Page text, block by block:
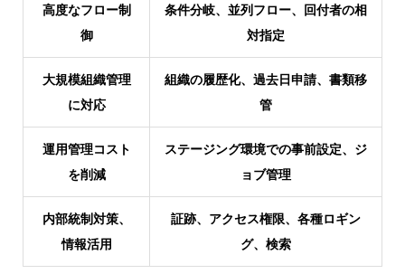
高度なフロー制
御
条件分岐、並列フロー、回付者の相
対指定
大規模組織管理
に対応
組織の履歴化、過去日申請、書類移
管
運用管理コスト
を削減
ステージング環境での事前設定、ジ
ョブ管理
内部統制対策、
情報活用
証跡、アクセス権限、各種ロギン
グ、検索